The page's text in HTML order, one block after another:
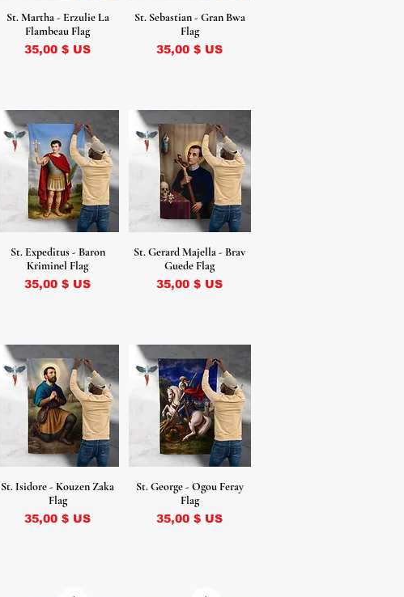
St. Martha - Erzulie La
Flambeau Flag
Prix
35,00 $ US
St. Sebastian - Gran Bwa
Flag
Prix
35,00 $ US
St. Expeditus - Baron
Kriminel Flag
Prix
35,00 $ US
St. Gerard Majella - Brav
Guede Flag
Prix
35,00 $ US
St. Isidore - Kouzen Zaka
Flag
Prix
35,00 $ US
St. George - Ogou Feray
Flag
Prix
35,00 $ US